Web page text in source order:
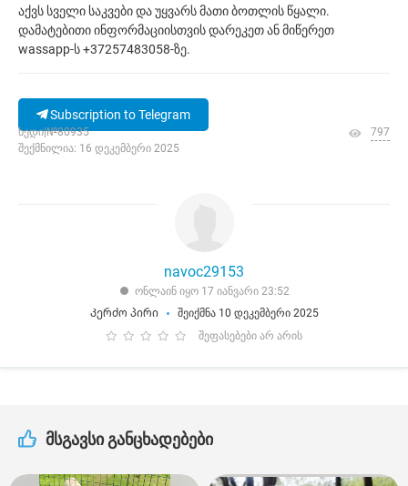
აქვს სველი საკვები და უყვარს მათი ბოთლის წყალი.
დამატებითი ინფორმაციისთვის დარეკეთ ან მიწერეთ
wassapp-ს +37257483058-ზე.
Subscription to Telegram
ხედი|№80935
შექმნილია: 16 დეკემბერი 2025
797
navoc29153
ონლაინ იყო 17 იანვარი 23:52
Კერძო პირი
შეიქმნა 10 დეკემბერი 2025
შეფასებები არ არის
მსგავსი განცხადებები